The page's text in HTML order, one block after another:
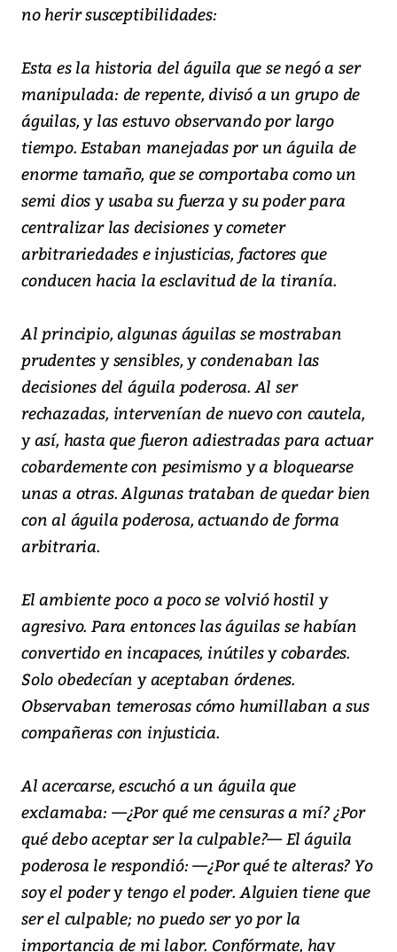
no herir susceptibilidades:
Esta es la historia del águila que se negó a ser
manipulada: de repente, divisó a un grupo de
águilas, y las estuvo observando por largo
tiempo. Estaban manejadas por un águila de
enorme tamaño, que se comportaba como un
semi dios y usaba su fuerza y su poder para
centralizar las decisiones y cometer
arbitrariedades e injusticias, factores que
conducen hacia la esclavitud de la tiranía.
Al principio, algunas águilas se mostraban
prudentes y sensibles, y condenaban las
decisiones del águila poderosa. Al ser
rechazadas, intervenían de nuevo con cautela,
y así, hasta que fueron adiestradas para actuar
cobardemente con pesimismo y a bloquearse
unas a otras. Algunas trataban de quedar bien
con al águila poderosa, actuando de forma
arbitraria.
El ambiente poco a poco se volvió hostil y
agresivo. Para entonces las águilas se habían
convertido en incapaces, inútiles y cobardes.
Solo obedecían y aceptaban órdenes.
Observaban temerosas cómo humillaban a sus
compañeras con injusticia.
Al acercarse, escuchó a un águila que
exclamaba: —¿Por qué me censuras a mí? ¿Por
qué debo aceptar ser la culpable?— El águila
poderosa le respondió: —¿Por qué te alteras? Yo
soy el poder y tengo el poder. Alguien tiene que
ser el culpable; no puedo ser yo por la
importancia de mi labor. Confórmate, hay